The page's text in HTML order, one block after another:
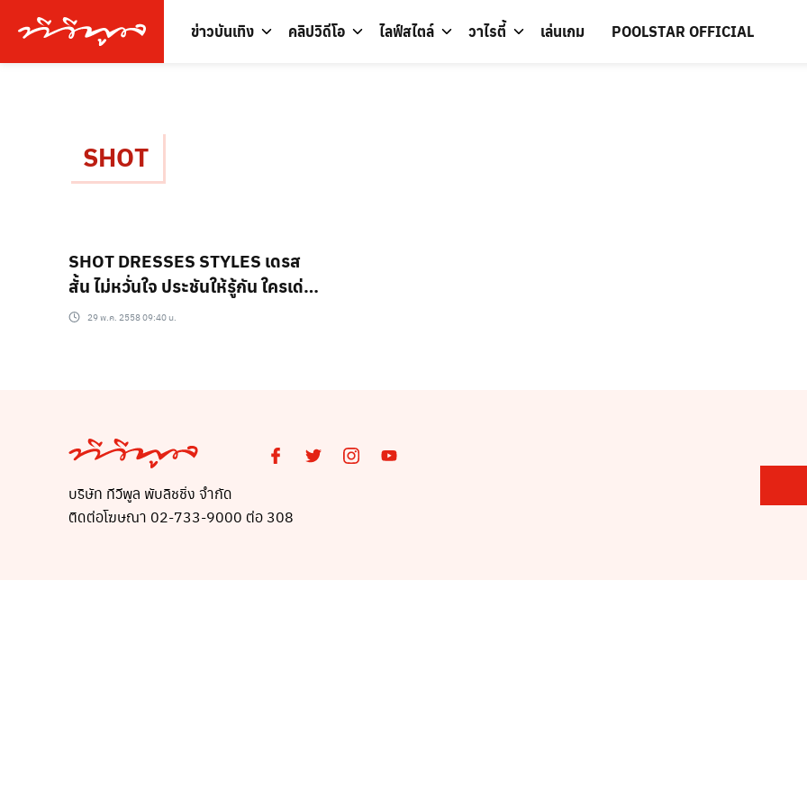
ข่าวบันเทิง คลิปวิดีโอ ไลฟ์สไตล์ วาไรตี้ เล่นเกม POOLSTAR OFFICIAL
SHOT
SHOT DRESSES STYLES เดรส
สั้น ไม่หวั่นใจ ประชันให้รู้กัน ใครเด่น
ใครดับ??
29 พ.ค. 2558 09:40 น.
บริษัท ทีวีพูล พับลิชชิ่ง จำกัด
ติดต่อโฆษณา 02-733-9000 ต่อ 308